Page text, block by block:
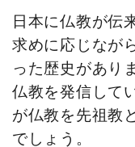
日本に仏教が伝
求めに応じなが
った歴史があり
仏教を発信して
が仏教を先祖教
でしょう。